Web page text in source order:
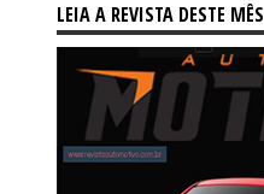
LEIA A REVISTA DESTE MÊS